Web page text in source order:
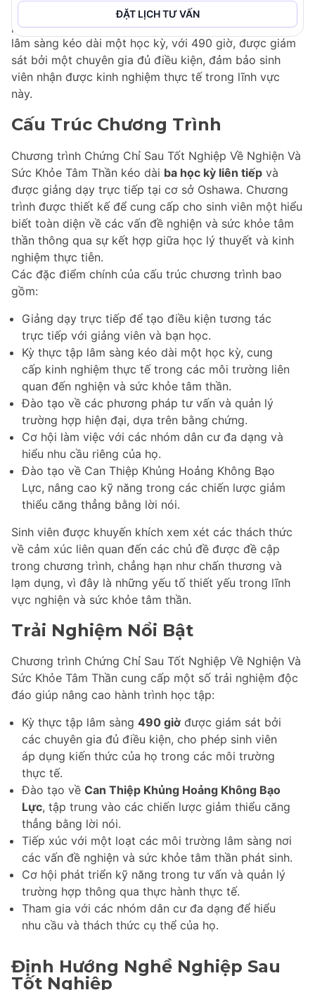
hàng trong hành trình hướng tới sức khỏe. Một thành
phần quan trọng của chương trình là một kỳ thực tập
lâm sàng kéo dài một học kỳ, với 490 giờ, được giám
sát bởi một chuyên gia đủ điều kiện, đảm bảo sinh
viên nhận được kinh nghiệm thực tế trong lĩnh vực
này.
Cấu Trúc Chương Trình
Chương trình Chứng Chỉ Sau Tốt Nghiệp Về Nghiện Và
Sức Khỏe Tâm Thần kéo dài ba học kỳ liên tiếp và
được giảng dạy trực tiếp tại cơ sở Oshawa. Chương
trình được thiết kế để cung cấp cho sinh viên một hiểu
biết toàn diện về các vấn đề nghiện và sức khỏe tâm
thần thông qua sự kết hợp giữa học lý thuyết và kinh
nghiệm thực tiễn.
Các đặc điểm chính của cấu trúc chương trình bao
gồm:
Giảng dạy trực tiếp để tạo điều kiện tương tác
trực tiếp với giảng viên và bạn học.
Kỳ thực tập lâm sàng kéo dài một học kỳ, cung
cấp kinh nghiệm thực tế trong các môi trường liên
quan đến nghiện và sức khỏe tâm thần.
Đào tạo về các phương pháp tư vấn và quản lý
trường hợp hiện đại, dựa trên bằng chứng.
Cơ hội làm việc với các nhóm dân cư đa dạng và
hiểu nhu cầu riêng của họ.
Đào tạo về Can Thiệp Khủng Hoảng Không Bạo
Lực, nâng cao kỹ năng trong các chiến lược giảm
thiểu căng thẳng bằng lời nói.
Sinh viên được khuyến khích xem xét các thách thức
về cảm xúc liên quan đến các chủ đề được đề cập
trong chương trình, chẳng hạn như chấn thương và
lạm dụng, vì đây là những yếu tố thiết yếu trong lĩnh
vực nghiện và sức khỏe tâm thần.
Trải Nghiệm Nổi Bật
Chương trình Chứng Chỉ Sau Tốt Nghiệp Về Nghiện Và
Sức Khỏe Tâm Thần cung cấp một số trải nghiệm độc
đáo giúp nâng cao hành trình học tập:
Kỳ thực tập lâm sàng 490 giờ được giám sát bởi
các chuyên gia đủ điều kiện, cho phép sinh viên
áp dụng kiến thức của họ trong các môi trường
thực tế.
Đào tạo về Can Thiệp Khủng Hoảng Không Bạo
Lực, tập trung vào các chiến lược giảm thiểu căng
thẳng bằng lời nói.
Tiếp xúc với một loạt các môi trường lâm sàng nơi
các vấn đề nghiện và sức khỏe tâm thần phát sinh.
Cơ hội phát triển kỹ năng trong tư vấn và quản lý
trường hợp thông qua thực hành thực tế.
Tham gia với các nhóm dân cư đa dạng để hiểu
nhu cầu và thách thức cụ thể của họ.
Định Hướng Nghề Nghiệp Sau
Tốt Nghiệp
ĐẶT LỊCH TƯ VẤN